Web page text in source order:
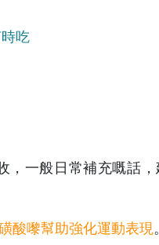
吃
，一般日常補充嘅話
酸嚟幫助強化運動表現。